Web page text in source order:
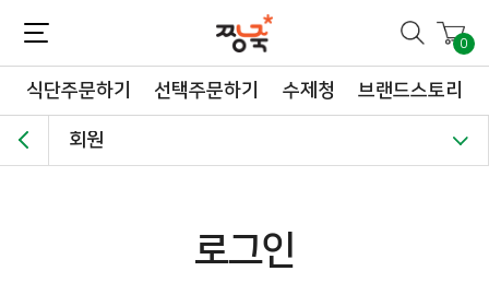
0
식단주문하기 선택주문하기 수제청 브랜드스토리
회원
로그인